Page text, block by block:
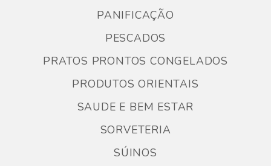
PANIFICAÇÃO
PESCADOS
PRATOS PRONTOS CONGELADOS
PRODUTOS ORIENTAIS
SAUDE E BEM ESTAR
SORVETERIA
SÚINOS